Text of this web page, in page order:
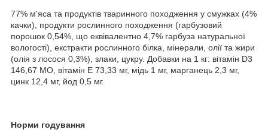
77% м'яса та продуктів тваринного походження у смужках (4%
качки), продукти рослинного походження (гарбузовий
порошок 0,54%, що еквівалентно 4,7% гарбуза натуральної
вологості), екстракти рослинного білка, мінерали, олії та жири
(олія з лосося 0,3%), злаки, цукру. Добавки на 1 кг: вітамін D3
146,67 МО, вітамін Е 73,33 мг, мідь 1 мг, марганець 2,3 мг,
цинк 12,4 мг, йод 0,5 мг.
Норми годування